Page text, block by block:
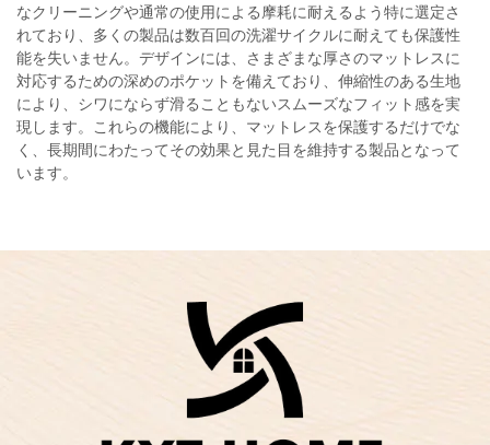
なクリーニングや通常の使用による摩耗に耐えるよう特に選定さ
れており、多くの製品は数百回の洗濯サイクルに耐えても保護性
能を失いません。デザインには、さまざまな厚さのマットレスに
対応するための深めのポケットを備えており、伸縮性のある生地
により、シワにならず滑ることもないスムーズなフィット感を実
現します。これらの機能により、マットレスを保護するだけでな
く、長期間にわたってその効果と見た目を維持する製品となって
います。